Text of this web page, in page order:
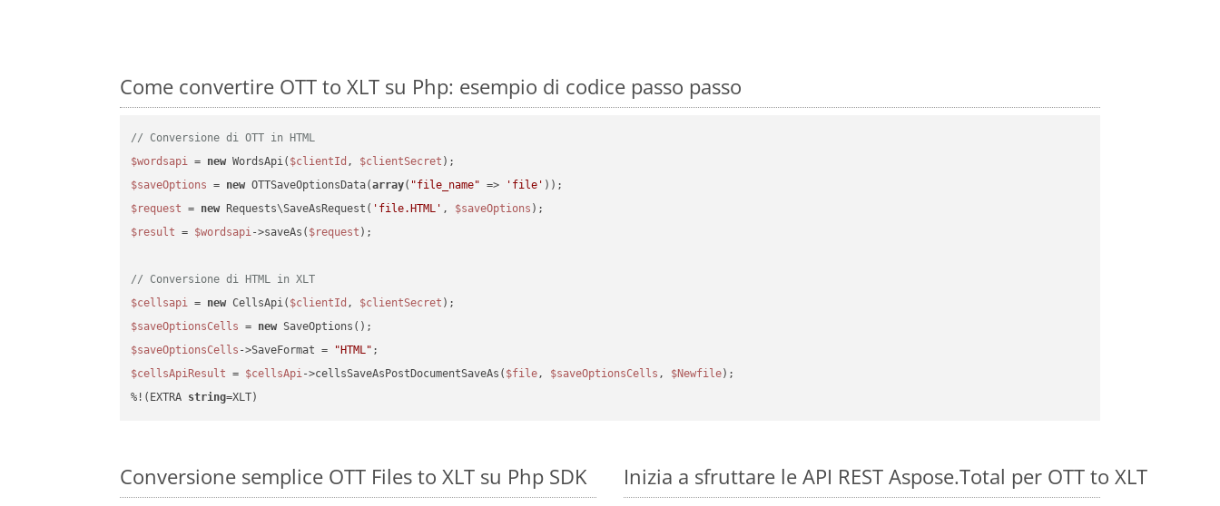
Come convertire OTT to XLT su Php: esempio di codice passo passo
// Conversione di OTT in HTML
$wordsapi = new WordsApi( $clientId , $clientSecret
$saveOptions = new OTTSaveOptionsData(array( "file_name" => 'file'
$request = new Requests\SaveAsRequest( 'file.HTML' , $saveOptions
$result = $wordsapi->saveAs( $request );
// Conversione di HTML in XLT
$cellsapi = new CellsApi( $clientId , $clientSecret
$saveOptionsCells = new
$saveOptionsCells ->SaveFormat = "HTML"
$cellsApiResult = $cellsApi->cellsSaveAsPostDocumentSaveAs( $file, $saveOptionsCells , $Newfile);
%!(EXTRA string=XLT)
Conversione semplice OTT Files to XLT su Php SDK Inizia a sfruttare le API REST Aspose.Total per OTT to XLT